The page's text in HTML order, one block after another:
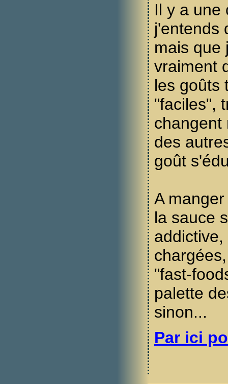
Il y a une
j'entends
mais que
vraiment
les goûts
"faciles",
changent
des
goût
A
la sauce
"fast-
palette
sinon...
Par ici